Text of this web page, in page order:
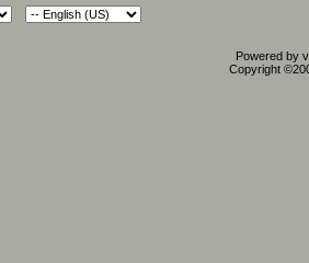
Powered by
Copyright